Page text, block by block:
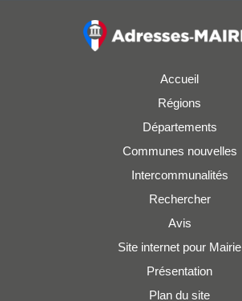
Accueil
Régions
Départements
Communes nouvelles
Intercommunalités
Rechercher
Avis
Site internet pour Mairie
Présentation
Plan du site